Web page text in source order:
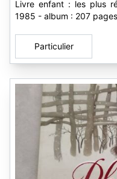
Livre enfant : les plus
1985 - album : 207
Particulier